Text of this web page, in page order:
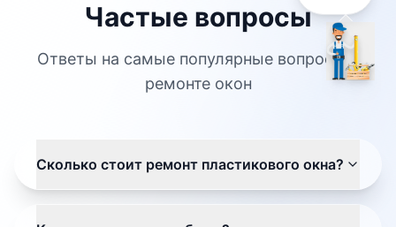
Частые вопросы
Ответы на самые популярные вопросы о
ремонте окон
Сколько стоит ремонт пластикового окна?